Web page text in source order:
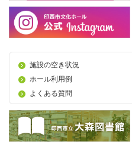
施設の空き状況
ホール利用例
よくある質問